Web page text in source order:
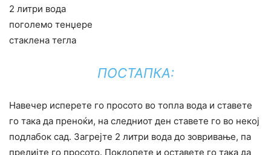
2 литри вода
поголемо тенџере
стаклена тегла
ПОСТАПКА:
Навечер исперете го просото во топла вода и ставете
го така да преноќи, на следниот ден ставете го во некој
подлабок сад. Загрејте 2 литри вода до зовривање, па
прелијте го просото. Поклопете и оставете го така да